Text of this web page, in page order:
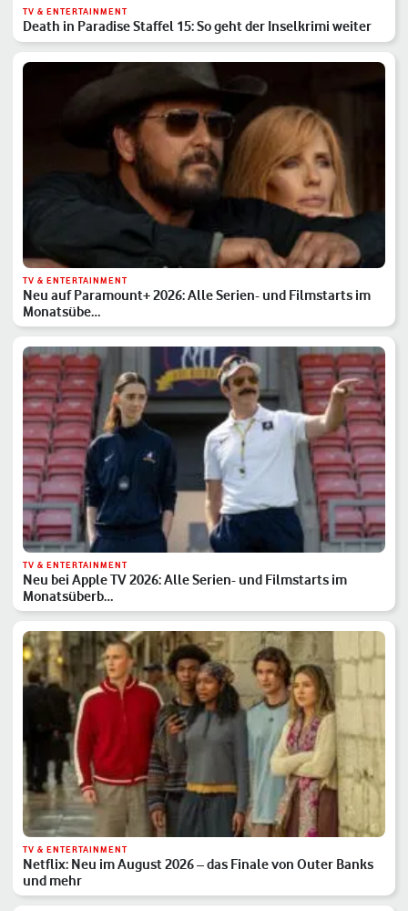
TV & ENTERTAINMENT
Death in Paradise Staffel 15: So geht der Inselkrimi weiter
TV & ENTERTAINMENT
Neu auf Paramount+ 2026: Alle Serien- und Filmstarts im
Monatsübe…
TV & ENTERTAINMENT
Neu bei Apple TV 2026: Alle Serien- und Filmstarts im
Monatsüberb…
TV & ENTERTAINMENT
Netflix: Neu im August 2026 – das Finale von Outer Banks
und mehr